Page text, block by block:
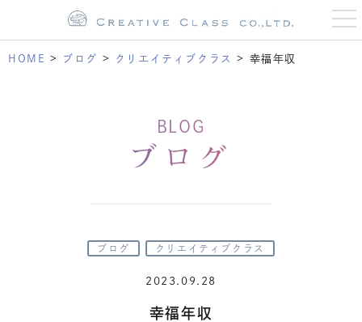
t
o
g
HOME > ブログ > クリエイティブクラス > 幸福年収
BLOG
ブログ
ブログ クリエイティブクラス
2023.09.28
幸福年収